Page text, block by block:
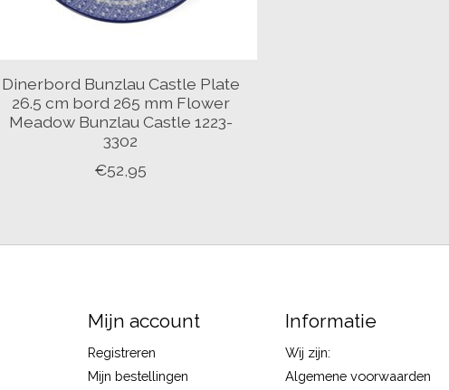
Dinerbord Bunzlau Castle Plate
26.5 cm bord 265 mm Flower
Meadow Bunzlau Castle 1223-
3302
€52,95
Mijn account
Registreren
Mijn bestellingen
Informatie
Wij zijn:
Algemene voorwaarden